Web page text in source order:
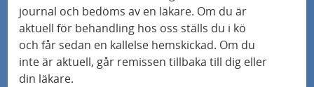
journal och bedöms av en läkare. Om du är
aktuell för behandling hos oss ställs du i kö
och får sedan en kallelse hemskickad. Om du
inte är aktuell, går remissen tillbaka till dig eller
din läkare.